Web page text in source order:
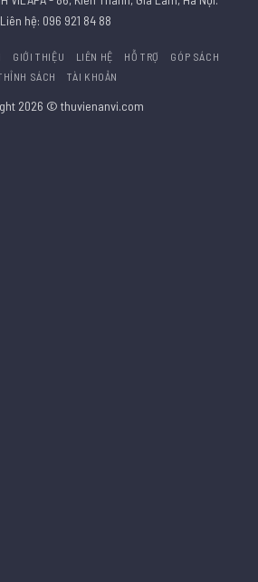
Liên hệ: 096 921 84 88
GIỚI THIỆU LIÊN HỆ HỖ TRỢ
GÓP SÁCH
SÁCH
TÀI KHOẢN
2026 © thuvienanvi.com